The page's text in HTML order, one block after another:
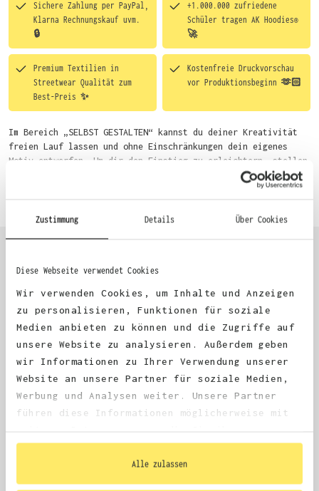
Zustimmung Details Über Cookies
Diese Webseite verwendet Cookies
Wir verwenden Cookies, um Inhalte und Anzeigen
zu personalisieren, Funktionen für soziale
Medien anbieten zu können und die Zugriffe auf
unsere Website zu analysieren. Außerdem geben
wir Informationen zu Ihrer Verwendung unserer
Website an unsere Partner für soziale Medien,
Werbung und Analysen weiter. Unsere Partner
führen diese Informationen möglicherweise mit
bereitgestellt haben oder die sie im Rahmen
Ihrer Nutzung der Dienste gesammelt haben.
Alle zulassen
Sichere Zahlung per PayPal,
Klarna Rechnungskauf uvm.
🔒
+1.000.000 zufriedene
Schüler tragen AK Hoodies®
🚀
Premium Textilien in
Streetwear Qualität zum
Best-Preis ✨
Kostenfreie Druckvorschau
vor Produktionsbeginn 🫶🏻
Im Bereich „SELBST GESTALTEN“ kannst du deiner Kreativität
freien Lauf lassen und ohne Einschränkungen dein eigenes
Motiv entwerfen. Um dir den Einstieg zu erleichtern, stellen
wir eine von unseren Designern vorgefertigte Vorlage bereit.
Wähle einfach deine Wunsch-Produkte auf dieser Seite aus und
du auch bequem über das Bestellformular, per E-Mail oder
KUNDEN FEEDBACK 🫶
Excellent
4.68 average
1,981 reviews